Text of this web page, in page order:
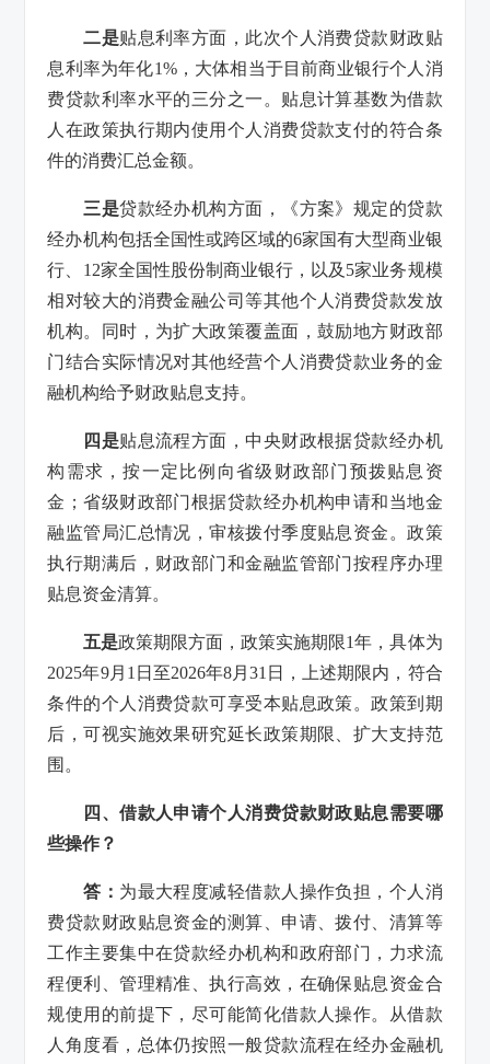
二是贴息利率方面，此次个人消费贷款财政贴
息利率为年化1%，大体相当于目前商业银行个人消
费贷款利率水平的三分之一。贴息计算基数为借款
人在政策执行期内使用个人消费贷款支付的符合条
件的消费汇总金额。
三是贷款经办机构方面，《方案》规定的贷款
经办机构包括全国性或跨区域的6家国有大型商业银
行、12家全国性股份制商业银行，以及5家业务规模
相对较大的消费金融公司等其他个人消费贷款发放
机构。同时，为扩大政策覆盖面，鼓励地方财政部
门结合实际情况对其他经营个人消费贷款业务的金
融机构给予财政贴息支持。
四是贴息流程方面，中央财政根据贷款经办机
构需求，按一定比例向省级财政部门预拨贴息资
金；省级财政部门根据贷款经办机构申请和当地金
融监管局汇总情况，审核拨付季度贴息资金。政策
执行期满后，财政部门和金融监管部门按程序办理
贴息资金清算。
五是政策期限方面，政策实施期限1年，具体为
2025年9月1日至2026年8月31日，上述期限内，符合
条件的个人消费贷款可享受本贴息政策。政策到期
后，可视实施效果研究延长政策期限、扩大支持范
围。
四、借款人申请个人消费贷款财政贴息需要哪
些操作？
答： 为最大程度减轻借款人操作负担，个人消
费贷款财政贴息资金的测算、申请、拨付、清算等
工作主要集中在贷款经办机构和政府部门，力求流
程便利、管理精准、执行高效，在确保贴息资金合
规使用的前提下，尽可能简化借款人操作。从借款
人角度看，总体仍按照一般贷款流程在经办金融机